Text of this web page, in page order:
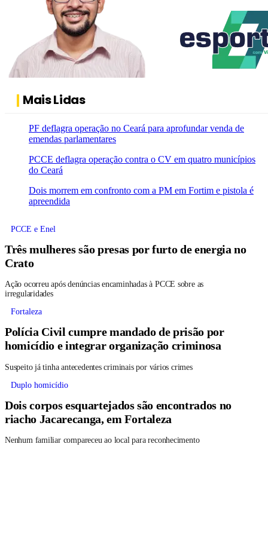
Mais Lidas
PF deflagra operação no Ceará para aprofundar venda de
emendas parlamentares
PCCE deflagra operação contra o CV em quatro municípios
do Ceará
Dois morrem em confronto com a PM em Fortim e pistola é
apreendida
PCCE e Enel
Três mulheres são presas por furto de energia no
Crato
Ação ocorreu após denúncias encaminhadas à PCCE sobre as
irregularidades
Fortaleza
Polícia Civil cumpre mandado de prisão por
homicídio e integrar organização criminosa
Suspeito já tinha antecedentes criminais por vários crimes
Duplo homicídio
Dois corpos esquartejados são encontrados no
riacho Jacarecanga, em Fortaleza
Nenhum familiar compareceu ao local para reconhecimento